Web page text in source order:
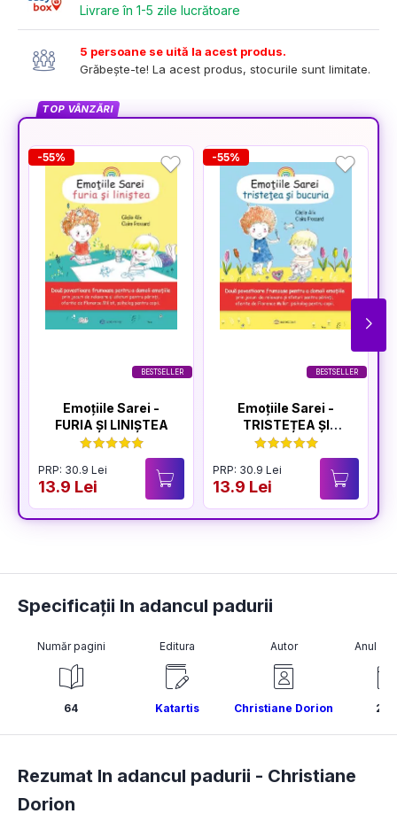
Livrare în 1-5 zile lucrătoare
5 persoane se uită la acest produs.
Grăbește-te! La acest produs, stocurile sunt limitate.
TOP VÂNZĂRI
BESTSELLER
-55%
Emoțiile Sarei -
FURIA ȘI LINIȘTEA
PRP: 30.9 Lei
13.9 Lei
BESTSELLER
-55%
Emoțiile Sarei -
TRISTEȚEA ȘI
BUCURIA
PRP: 30.9 Lei
13.9 Lei
Specificații In adancul padurii
Număr pagini
64
Editura
Katartis
Autor
Christiane Dorion
Anul
Rezumat In adancul padurii - Christiane
Dorion